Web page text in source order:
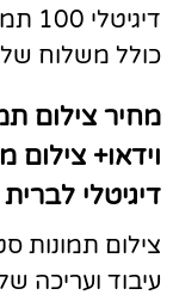
כולל משלוח
מחיר צילום
וידאו+ צילום
דיגיטלי לברית
צילום תמונות
עיבוד ועריכה